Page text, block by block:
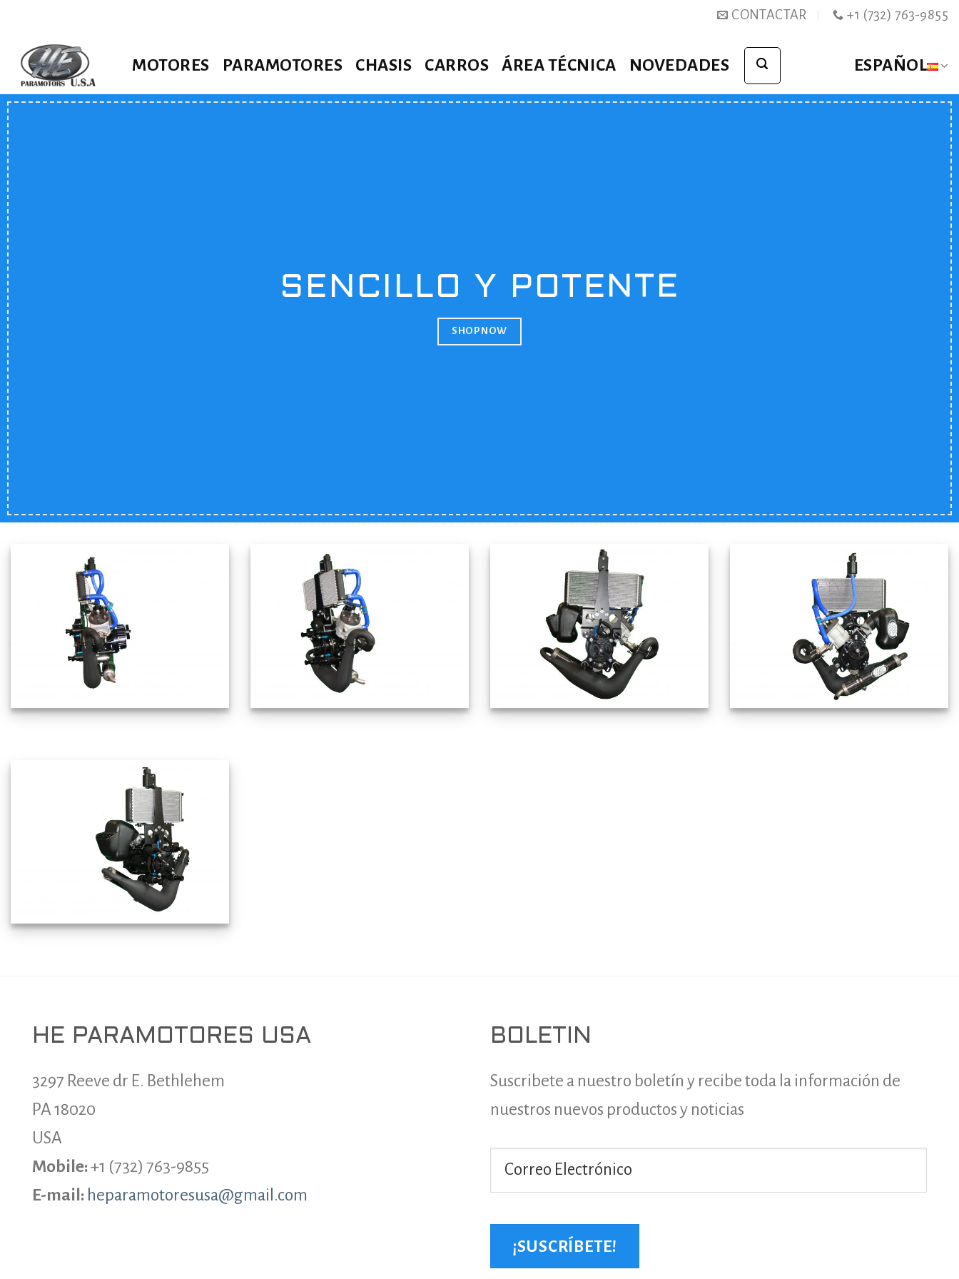
content
CONTACTAR +1 (732) 763-9855
MOTORES PARAMOTORES CHASIS CARROS ÁREA TÉCNICA NOVEDADES ESPAÑOL
SENCILLO Y POTENTE
SHOP NOW
HE PARAMOTORES USA
3297 Reeve dr E. Bethlehem
PA 18020
USA
Mobile: +1 (732) 763-9855
E-mail: heparamotoresusa@gmail.com
BOLETIN
Suscribete a nuestro boletín y recibe toda la información de
nuestros nuevos productos y noticias